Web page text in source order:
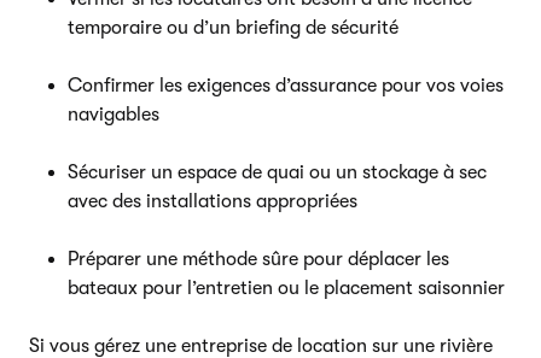
temporaire ou d’un briefing de sécurité
Confirmer les exigences d’assurance pour vos voies
navigables
Sécuriser un espace de quai ou un stockage à sec
avec des installations appropriées
Préparer une méthode sûre pour déplacer les
bateaux pour l’entretien ou le placement saisonnier
Si vous gérez une entreprise de location sur une rivière